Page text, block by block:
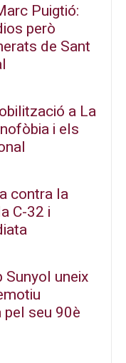
Puigtió:
però
de Sant
a La
i els
contra la
C-32 i
Sunyol uneix
pel seu 90è